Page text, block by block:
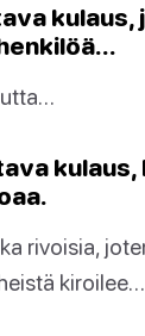
kulaus,
kulaus,
rivoisia,
kiroilee…